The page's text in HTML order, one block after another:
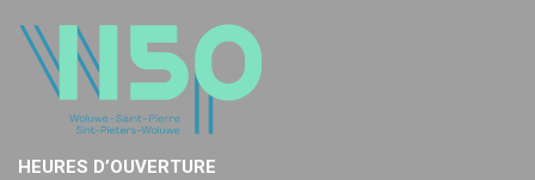
HEURES D’OUVERTURE